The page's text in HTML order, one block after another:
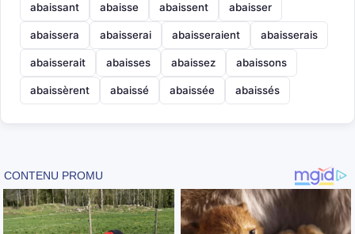
abaissant abaisse abaissent abaisser
abaissera abaisserai abaisseraient abaisserais
abaisserait abaisses abaissez abaissons
abaissèrent abaissé abaissée abaissés